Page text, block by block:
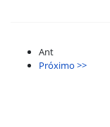
Ant
Próximo >>